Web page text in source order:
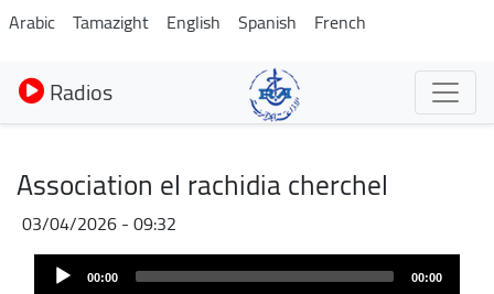
Aller
au
contenu
principal
Arabic Tamazight English Spanish French
Radios
Association el rachidia cherchel
03/04/2026 - 09:32
Fichier
Audio
00:00 00:00